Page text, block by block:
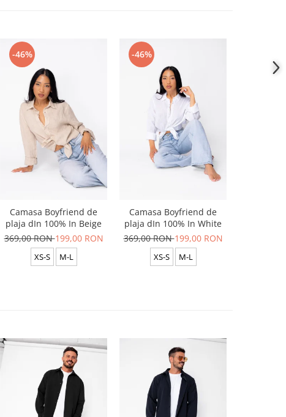
-46%
Camasa Boyfriend de
plaja dIn 100% In Beige
369,00 RON199,00 RON
XS-S M-L
-46%
Camasa Boyfriend de
plaja dIn 100% In White
369,00 RON199,00 RON
XS-S M-L